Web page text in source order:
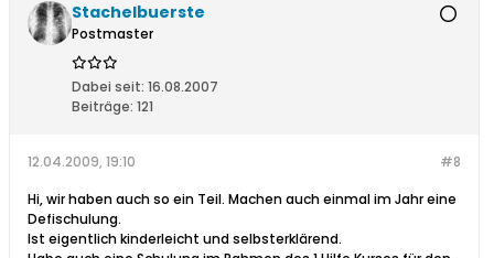
Stachelbuerste
Postmaster
Dabei seit: 16.08.2007
Beiträge: 121
#8
12.04.2009, 19:10
Hi, wir haben auch so ein Teil. Machen auch einmal im Jahr eine
Defischulung.
Ist eigentlich kinderleicht und selbsterklärend.